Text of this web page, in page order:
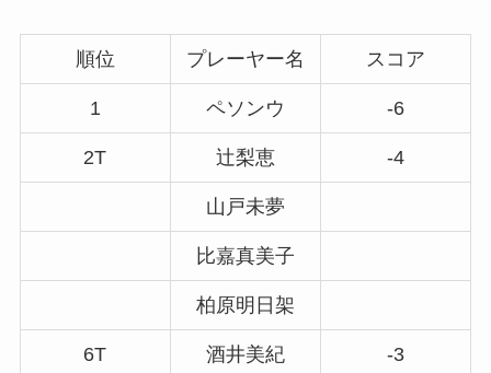
順位 プレーヤー名 スコア
1 ペソンウ -6
2T 辻梨恵 -4
山戸未夢
比嘉真美子
柏原明日架
6T 酒井美紀 -3